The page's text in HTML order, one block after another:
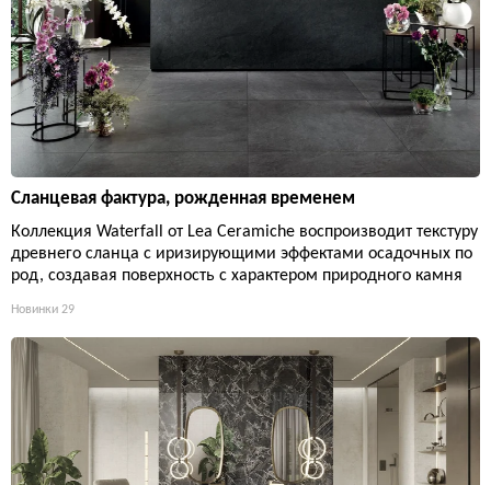
Сланцевая фактура, рожденная временем
Коллекция Waterfall от Lea Ceramiche воспроизводит текстуру
древнего сланца с иризирующими эффектами осадочных по
род, создавая поверхность с характером природного камня
Новинки 29